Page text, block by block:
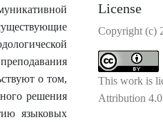
о том,
решения
языковых
License
Copyright (c)
This work is
Attribution